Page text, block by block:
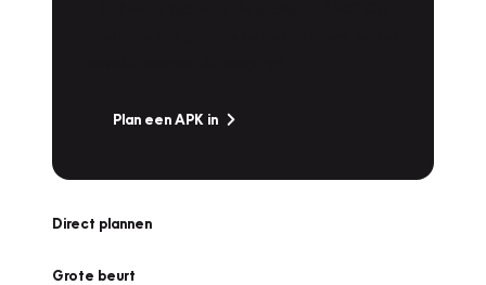
Plan een APK in
Direct plannen
Grote beurt